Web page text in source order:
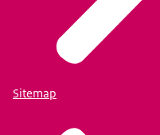
Sitemap